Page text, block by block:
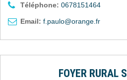
Téléphone: 0678151464
Email: f.paulo@orange.fr
FOYER RURAL